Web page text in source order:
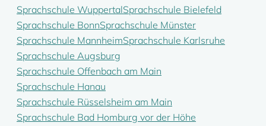
Sprachschule WuppertalSprachschule Bielefeld
Sprachschule BonnSprachschule Münster
Sprachschule MannheimSprachschule Karlsruhe
Sprachschule Augsburg
Sprachschule Offenbach am Main
Sprachschule Hanau
Sprachschule Rüsselsheim am Main
Sprachschule Bad Homburg vor der Höhe